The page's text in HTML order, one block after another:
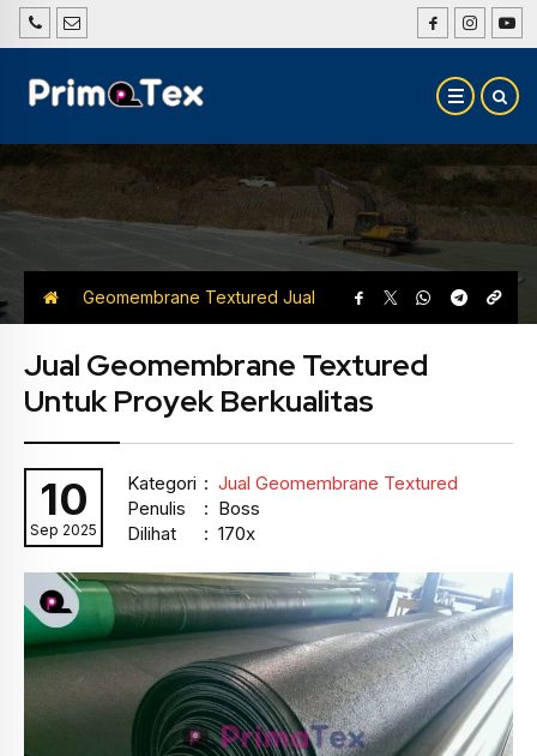
Geomembrane Textured Jual
Geomembrane Textured
Jual Geomembrane Textured
Untuk Proyek Berkualitas
10
Sep 2025
Kategori : Jual Geomembrane Textured
Penulis
: Boss
Dilihat
: 170x